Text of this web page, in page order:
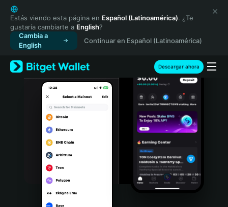
English
日本語
Tiếng Việt
Русский
Español (Latinoamérica)
Türkçe
Italiano
Português (Portugal)
Bahasa Indonesia
Estás viendo esta página en Español (Latinoamérica). ¿Te
gustaría cambiarte a English?
Cambia a
English
Continuar en Español (Latinoamérica)
Descargar ahora